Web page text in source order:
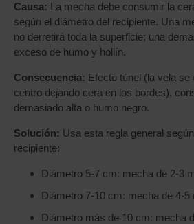
Causa: La mecha debe consumir la
según el diámetro del recipiente. Una
no derretirá toda la superficie; una
exceso de humo y hollín.
Consecuencia: Efecto túnel (la vela
centro dejando cera en los bordes),
demasiado alta o humo negro.
Solución: Usa esta regla general
recipiente:
Diámetro 5-7 cm: mecha de 2-3
Diámetro 7-10 cm: mecha de 4-5
Diámetro más de 10 cm: mecha